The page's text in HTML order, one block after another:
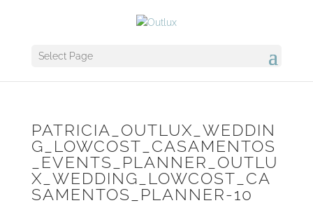
Select Page
PATRICIA_OUTLUX_WEDDIN
G_LOWCOST_CASAMENTOS
_EVENTS_PLANNER_OUTLU
X_WEDDING_LOWCOST_CA
SAMENTOS_PLANNER-10